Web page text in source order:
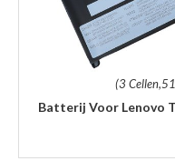
(3
Batterij Voor Lenovo